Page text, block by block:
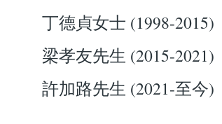
丁德貞女士 (1998-2015)
梁孝友先生 (2015-2021)
許加路先生 (2021-至今)